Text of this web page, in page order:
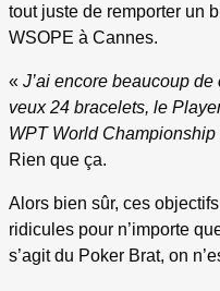
tout juste de remporter un
WSOPE à Cannes.
« J’ai encore beaucoup
veux 24 bracelets, le
WPT World Championship
Rien que ça.
Alors bien sûr, ces
ridicules pour n’importe
s’agit du Poker Brat, on